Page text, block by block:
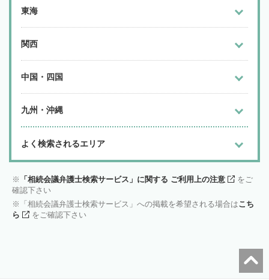
東海
関西
中国・四国
九州・沖縄
よく検索されるエリア
「相続会議弁護士検索サービス」に関する ご利用上の注意
をご
確認下さい
「相続会議弁護士検索サービス」への掲載を希望される場合はこち
ら
をご確認下さい